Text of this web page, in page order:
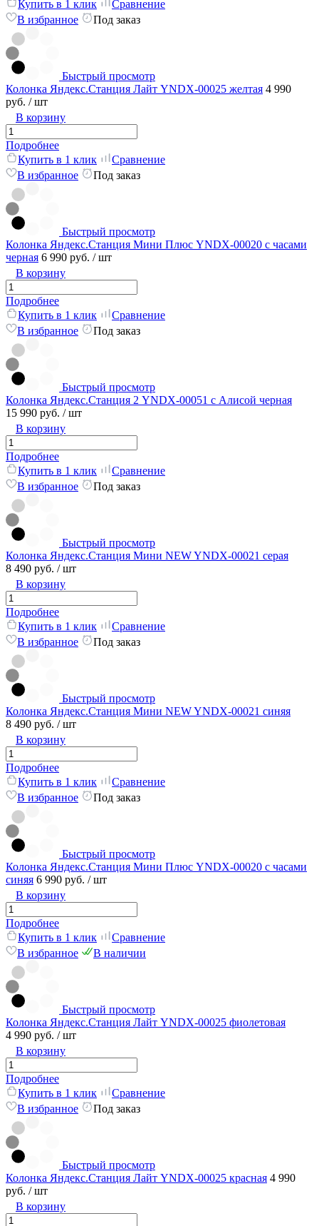
Купить в 1 клик
Сравнение
В избранное
Под заказ
Быстрый просмотр
Колонка Яндекс.Станция Лайт YNDX-00025 желтая 4 990
руб. / шт
В корзину
Подробнее
Купить в 1 клик
Сравнение
В избранное
Под заказ
Быстрый просмотр
Колонка Яндекс.Станция Мини Плюс YNDX-00020 с часами
черная 6 990 руб. / шт
В корзину
Подробнее
Купить в 1 клик
Сравнение
В избранное
Под заказ
Быстрый просмотр
Колонка Яндекс.Станция 2 YNDX-00051 с Алисой черная
15 990 руб. / шт
В корзину
Подробнее
Купить в 1 клик
Сравнение
В избранное
Под заказ
Быстрый просмотр
Колонка Яндекс.Станция Мини NEW YNDX-00021 серая
8 490 руб. / шт
В корзину
Подробнее
Купить в 1 клик
Сравнение
В избранное
Под заказ
Быстрый просмотр
Колонка Яндекс.Станция Мини NEW YNDX-00021 синяя
8 490 руб. / шт
В корзину
Подробнее
Купить в 1 клик
Сравнение
В избранное
Под заказ
Быстрый просмотр
Колонка Яндекс.Станция Мини Плюс YNDX-00020 с часами
синяя 6 990 руб. / шт
В корзину
Подробнее
Купить в 1 клик
Сравнение
В избранное
В наличии
Быстрый просмотр
Колонка Яндекс.Станция Лайт YNDX-00025 фиолетовая
4 990 руб. / шт
В корзину
Подробнее
Купить в 1 клик
Сравнение
В избранное
Под заказ
Быстрый просмотр
Колонка Яндекс.Станция Лайт YNDX-00025 красная 4 990
руб. / шт
В корзину